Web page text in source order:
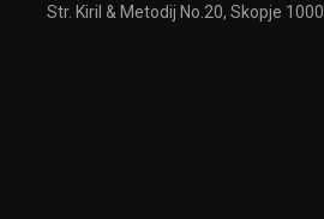
Str. Kiril & Metodij No.20, Skopje 1000